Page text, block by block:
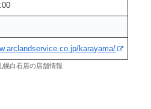
karayama/
幌白石店の店舗情報